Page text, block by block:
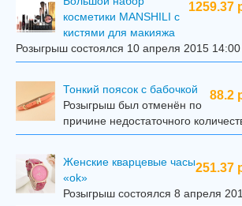
1259.37
косметики MANSHILI с
кистями для макияжа
Розыгрыш состоялся 10 апреля 2015 14:00
88.2
Тонкий поясок с бабочкой
Розыгрыш был отменён по
причине недостаточного
251.37
Женские кварцевые часы
«ok»
Розыгрыш состоялся 8 апреля